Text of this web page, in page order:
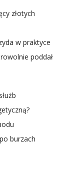
złotych
w praktyce
poddał
burzach